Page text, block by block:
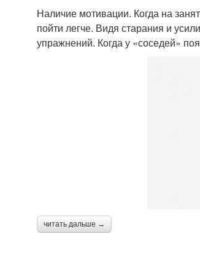
Наличие мотивации. Когда на
пойти легче. Видя старания и
упражнений. Когда у «соседей»
читать дальше →